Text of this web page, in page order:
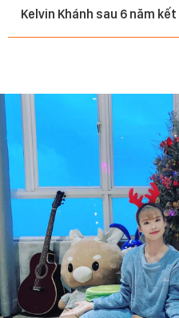
Kelvin Khánh sau 6 năm